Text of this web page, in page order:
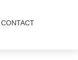
CONTACT